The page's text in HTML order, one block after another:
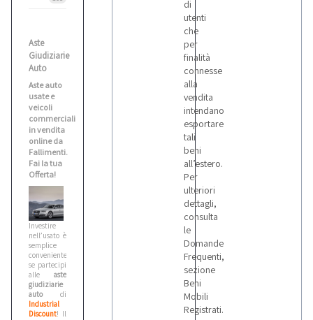
Aste
Giudiziarie
Auto
Aste auto
usate e
veicoli
commerciali
in vendita
online da
Fallimenti.
Fai la tua
Offerta!
Investire
nell’usato è
semplice
conveniente,
se partecipi
alle aste
giudiziarie
autodi
Industrial
Discount! Il
di
utenti
che
per
finalità
connesse
alla
vendita
intendano
esportare
tali
beni
all’estero.
Per
ulteriori
dettagli,
consulta
le
Domande
Frequenti,
sezione
Beni
Mobili
Registrati.